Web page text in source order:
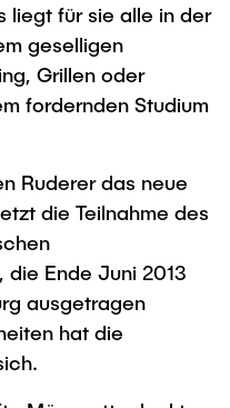
liegt für sie alle in der
geselligen
Grillen oder
fordernden Studium
Ruderer das neue
die Teilnahme des
Ende Juni 2013
ausgetragen
hat die